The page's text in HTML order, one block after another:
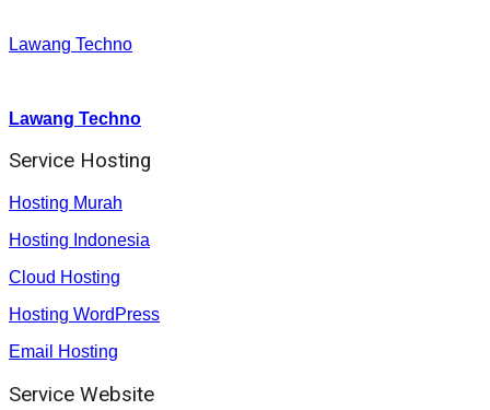
Lawang Techno
Lawang Techno
Service Hosting
Hosting Murah
Hosting Indonesia
Cloud Hosting
Hosting WordPress
Email Hosting
Service Website